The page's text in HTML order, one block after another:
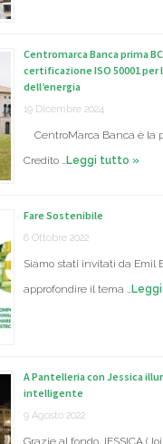
Centromarca Banca prima
certificazione ISO 50001 per
dell’energia
19 Dicembre 2024
CentroMarca Banca è la
Credito … Leggi tutto »
Fare Sostenibile
6 Ottobre 2022
Siamo stati invitati da Emil
approfondire il tema …
A Pantelleria con Jessica
intelligente
9 Agosto 2022
Grazie al fondo JESSICA